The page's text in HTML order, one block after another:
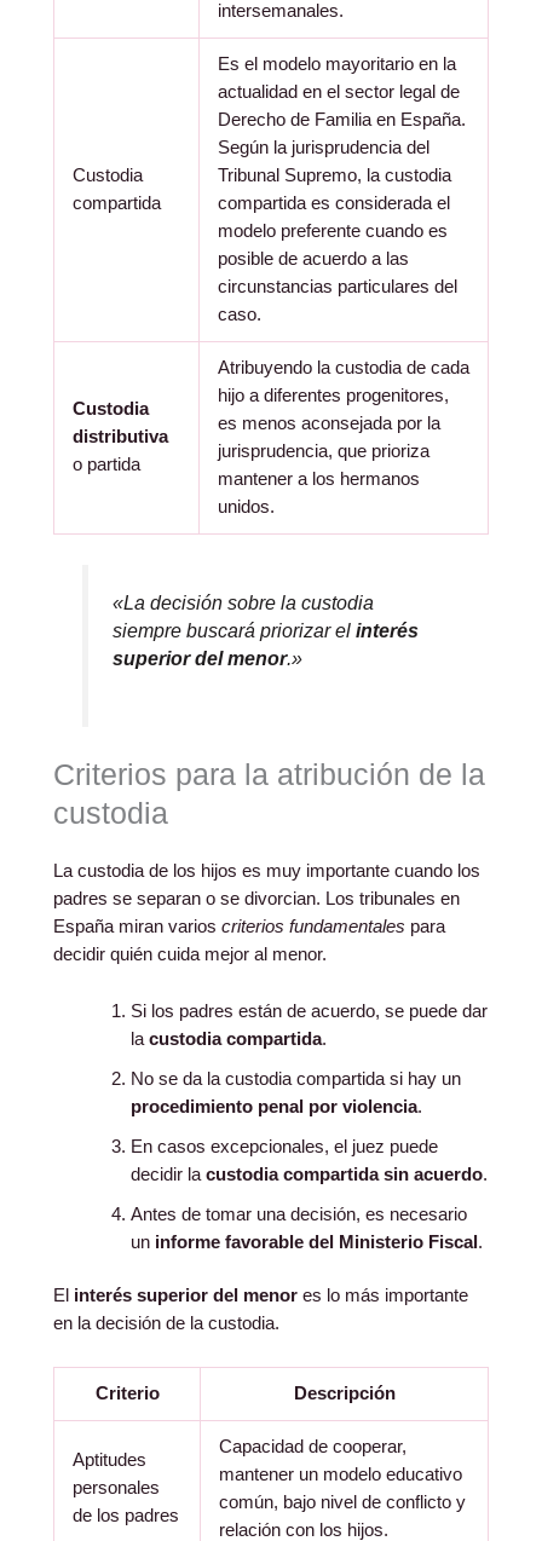
intersemanales.
Custodia
compartida
Es el modelo mayoritario en la
actualidad en el sector legal de
Derecho de Familia en España.
Según la jurisprudencia del
Tribunal Supremo, la custodia
compartida es considerada el
modelo preferente cuando es
posible de acuerdo a las
circunstancias particulares del
caso.
Custodia
distributiva
o partida
Atribuyendo la custodia de cada
hijo a diferentes progenitores,
es menos aconsejada por la
jurisprudencia, que prioriza
mantener a los hermanos
unidos.
«La decisión sobre la custodia
siempre buscará priorizar elinterés
superior del menor.»
Criterios para la atribución de la
custodia
La custodia de los hijos es muy importante cuando los
padres se separan o se divorcian. Los tribunales en
España miran varios criterios fundamentales para
decidir quién cuida mejor al menor.
Si los padres están de acuerdo, se puede dar
la custodia compartida.
No se da la custodia compartida si hay un
procedimiento penal por violencia.
En casos excepcionales, el juez puede
decidir la custodia compartida sin acuerdo.
Antes de tomar una decisión, es necesario
un informe favorable del Ministerio Fiscal.
El interés superior del menor es lo más importante
en la decisión de la custodia.
Criterio Descripción
Aptitudes
personales
de los padres
Capacidad de cooperar,
mantener un modelo educativo
común, bajo nivel de conflicto y
relación con los hijos.